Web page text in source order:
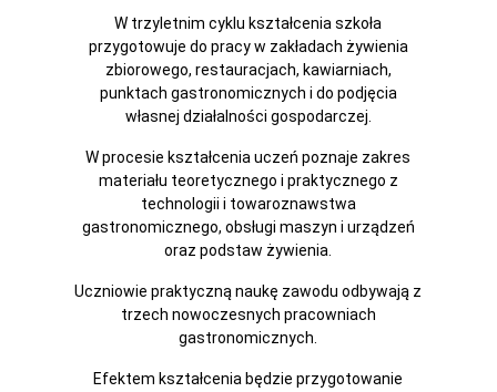
W trzyletnim cyklu kształcenia szkoła
przygotowuje do pracy w zakładach żywienia
zbiorowego, restauracjach, kawiarniach,
punktach gastronomicznych i do podjęcia
własnej działalności gospodarczej.
W procesie kształcenia uczeń poznaje zakres
materiału teoretycznego i praktycznego z
technologii i towaroznawstwa
gastronomicznego, obsługi maszyn i urządzeń
oraz podstaw żywienia.
Uczniowie praktyczną naukę zawodu odbywają z
trzech nowoczesnych pracowniach
gastronomicznych.
Efektem kształcenia będzie przygotowanie